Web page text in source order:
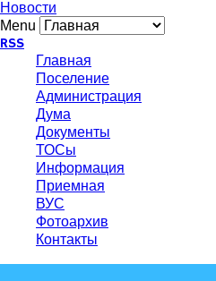
Новости
Menu
RSS
Главная
Поселение
Администрация
Дума
Документы
ТОСы
Информация
Приемная
ВУС
Фотоархив
Контакты